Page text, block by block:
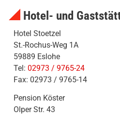
Hotel- und
Hotel Stoetzel
St.-Rochus-Weg 1A
59889 Eslohe
Tel: 02973 / 9765-24
Fax: 02973 / 9765-14
Pension Köster
Olper Str. 43